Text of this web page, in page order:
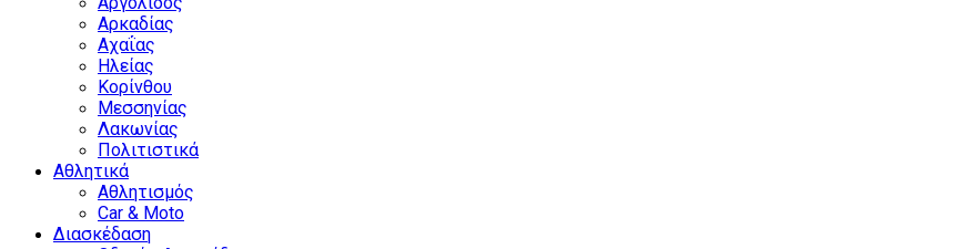
Αρκαδίας
Αχαΐας
Ηλείας
Κορίνθου
Μεσσηνίας
Λακωνίας
Πολιτιστικά
Αθλητικά
Αθλητισμός
Car & Moto
Διασκέδαση